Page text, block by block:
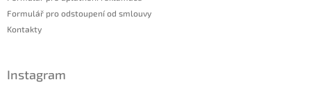
Formulář pro odstoupení od smlouvy
Kontakty
Instagram